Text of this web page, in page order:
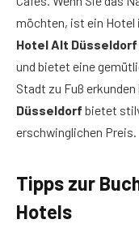
möchten, ist ein Hotel
Hotel Alt Düsseldorf
und bietet eine
Stadt zu Fuß
Düsseldorf bietet
erschwinglichen Preis.
Tipps zur
Hotels